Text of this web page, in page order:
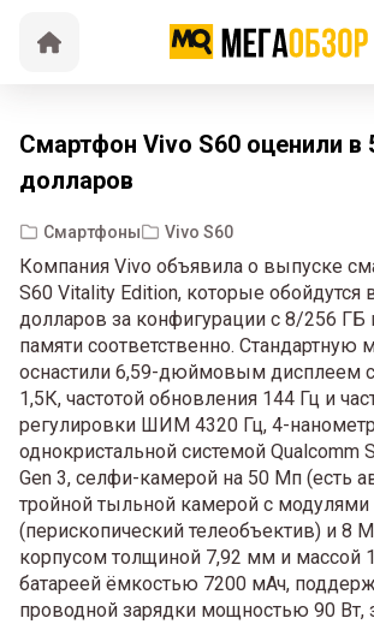
Смартфон Vivo S60 оценили в
долларов
Смартфоны Vivo S60
Компания Vivo объявила о выпуске
S60 Vitality Edition, которые обойдутся
долларов за конфигурации с 8/256 ГБ
памяти соответственно. Стандартную
оснастили 6,59-дюймовым дисплеем
1,5К, частотой обновления 144 Гц и
регулировки ШИМ 4320 Гц, 4-
однокристальной системой Qualcomm
Gen 3, селфи-камерой на 50 Мп (есть
тройной тыльной камерой с
(перископический телеобъектив) и 8
корпусом толщиной 7,92 мм и массой
батареей ёмкостью 7200 мАч,
проводной зарядки мощностью 90 Вт,